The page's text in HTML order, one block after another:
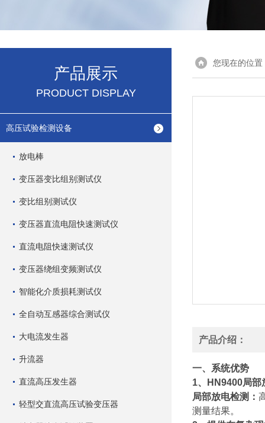
产品展示
PRODUCT DISPLAY
高压试验检测设备
放电棒
变压器变比组别测试仪
变比组别测试仪
变压器直流电阻快速测试仪
直流电阻快速测试仪
变压器绕组变频测试仪
智能化介质损耗测试仪
全自动互感器综合测试仪
大电流发生器
升流器
直流高压发生器
轻型交直流高压试验变压器
您现在的位置
产品介绍：
一、系统优势
1、HN9400局部
局部放电检测：
测量结果。